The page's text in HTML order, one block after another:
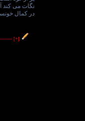
نگات می کند
در کمال
[+]